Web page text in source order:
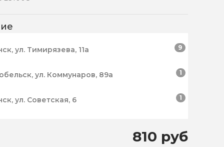
ул. Тимирязева, 11а 9
ул. Коммунаров, 89а 1
ул. Советская, 6 1
810 руб